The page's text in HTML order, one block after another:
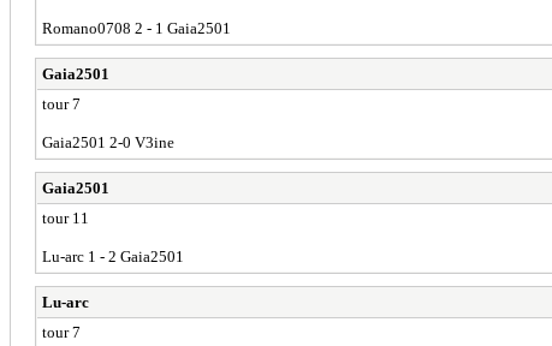
Romano0708 2 - 1 Gaia2501
Gaia2501
tour 7
Gaia2501 2-0 V3ine
Gaia2501
tour 11
Lu-arc 1 - 2 Gaia2501
Lu-arc
tour 7